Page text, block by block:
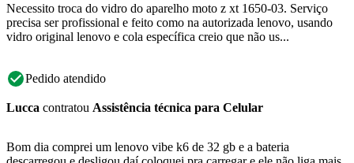
Necessito troca do vidro do aparelho moto z xt 1650-03. Serviço
precisa ser profissional e feito como na autorizada lenovo, usando
vidro original lenovo e cola específica creio que não us...
Pedido atendido
Lucca contratou Assistência técnica para Celular
Bom dia comprei um lenovo vibe k6 de 32 gb e a bateria